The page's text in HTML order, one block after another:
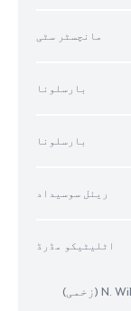
مانچسٹر سٹی
بارسلونا
بارسلونا
ریئل سوسیداد
اٹلیٹیکو مڈرڈ